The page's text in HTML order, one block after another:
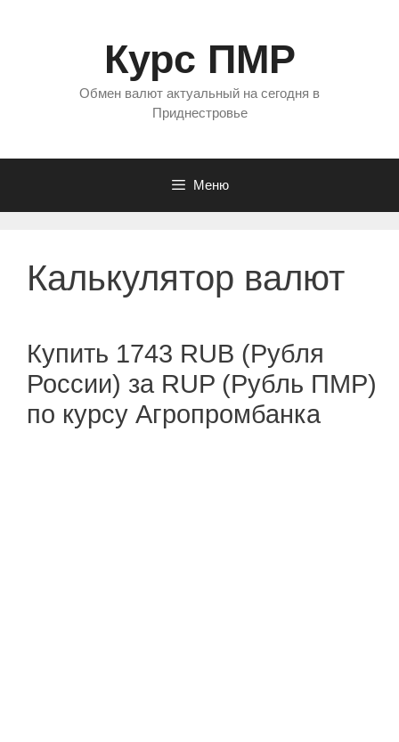
Курс ПМР
Обмен валют актуальный на сегодня в
Приднестровье
Меню
Калькулятор валют
Купить 1743 RUB (Рубля
России) за RUP (Рубль ПМР)
по курсу Агропромбанка